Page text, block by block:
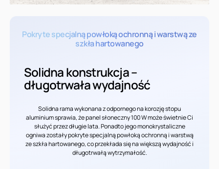
Pokryte specjalną powłoką ochronną i warstwą ze
szkła hartowanego
Solidna konstrukcja –
długotrwała wydajność
Solidna rama wykonana z odpornego na korozję stopu
aluminium sprawia, że panel słoneczny 100 W może świetnie Ci
służyć przez długie lata. Ponadto jego monokrystaliczne
ogniwa zostały pokryte specjalną powłoką ochronną i warstwą
ze szkła hartowanego, co przekłada się na większą wydajność i
długotrwałą wytrzymałość.